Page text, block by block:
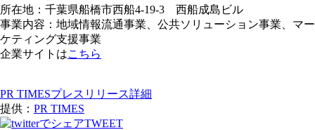
所在地：千葉県船橋市西船4-19-3 西船成島ビル
事業内容：地域情報流通事業、公共ソリューション事業、マー
ケティング支援事業
企業サイトはこちら
PR TIMESプレスリリース詳細
提供： PR TIMES
TWEET